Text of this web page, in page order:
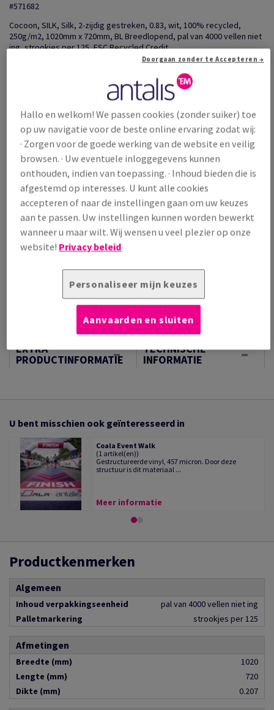
#571682
Cocoon, SILK, Silk, 2-zijdig gestreken, 0.83, wit, 100% recycled,
250g/m2, 1020mm x 720mm, BL Breedlopend, pal van 4000 vellen niet
ing, strookjes per 125, FSC Recycled Credit
Delen via e-mail
Promotie: Voorraad liquidatie: Onklopbare prijzen op e...
Prijs incl. BTW
€ 322,13
/ 1 000 Vel
(184 kg )
OP VOORRAAD
Verpakkingsaantallen
Pallet
−
Artikel snijden
EXTRA
PRODUCTINFORMATIE
TECHNISCHE
INFORMATIE
U bent misschien ook geïnteresseerd in
Coala Event Walk
(1 artikel(en))
Gestructureerde vinyl, 457 micron. Door deze
structuur is dit materiaal ...
Meer informatie
Productkenmerken
Algemeen
Inhoud verpakkingseenheid
pal van 4000 vellen niet ing
Palletmarkering
strookjes per 125
Afmetingen
Breedte (mm)
1020
Lengte (mm)
720
Dikte (mm)
0.207
Hallo en welkom! We passen cookies (zonder suiker) toe
op uw navigatie voor de beste online ervaring zodat wij:
· Zorgen voor de goede werking van de website en veilig
browsen. · Uw eventuele inloggegevens kunnen
onthouden, indien van toepassing. · Inhoud bieden die is
afgestemd op interesses. U kunt alle cookies
accepteren of naar de instellingen gaan om uw keuzes
aan te passen. Uw instellingen kunnen worden bewerkt
wanneer u maar wilt. Wij wensen u veel plezier op onze
website! Privacy beleid
Personaliseer mijn keuzes
Doorgaan zonder te Accepteren →
Aanvaarden en sluiten